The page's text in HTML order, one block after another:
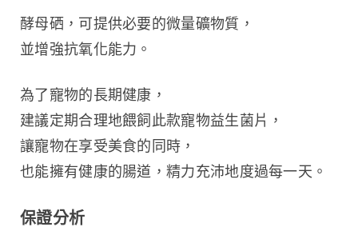
酵母硒，可提供必要的微量礦物質，
並增強抗氧化能力。
為了寵物的長期健康，
建議定期合理地餵飼此款寵物益生菌片，
讓寵物在享受美食的同時，
也能擁有健康的腸道，精力充沛地度過每一天。
保證分析